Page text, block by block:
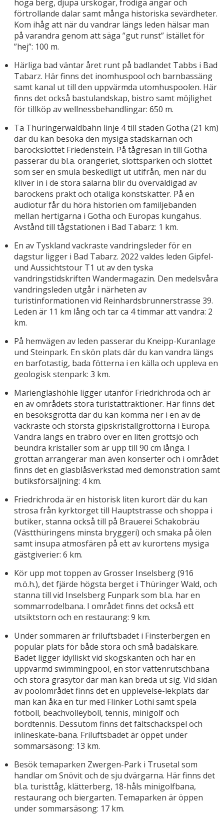
höga berg, djupa urskogar, frodiga ängar och
förtrollande dalar samt många historiska sevärdheter.
Kom ihåg att när du vandrar längs leden hälsar man
på varandra genom att säga ”gut runst” istället för
”hej”: 100 m.
Härliga bad väntar året runt på badlandet Tabbs i Bad
Tabarz. Här finns det inomhuspool och barnbassäng
samt kanal ut till den uppvärmda utomhuspoolen. Här
finns det också bastulandskap, bistro samt möjlighet
för tillköp av wellnessbehandlingar: 650 m.
Ta Thüringerwaldbahn linje 4 till staden Gotha (21 km)
där du kan besöka den mysiga stadskärnan och
barockslottet Friedenstein. På tågresan in till Gotha
passerar du bl.a. orangeriet, slottsparken och slottet
som ser en smula beskedligt ut utifrån, men när du
kliver in i de stora salarna blir du överväldigad av
barockens prakt och otaliga konstskatter. På en
audiotur får du höra historien om familjebanden
mellan hertigarna i Gotha och Europas kungahus.
Avstånd till tågstationen i Bad Tabarz: 1 km.
En av Tyskland vackraste vandringsleder för en
dagstur ligger i Bad Tabarz. 2022 valdes leden Gipfel-
und Aussichtstour T1 ut av den tyska
vandringstidskriften Wandermagazin. Den medelsvåra
vandringsleden utgår i närheten av
turistinformationen vid Reinhardsbrunnerstrasse 39.
Leden är 11 km lång och tar ca 4 timmar att vandra: 2
km.
På hemvägen av leden passerar du Kneipp-Kuranlage
und Steinpark. En skön plats där du kan vandra längs
en barfotastig, bada fötterna i en källa och uppleva en
geologisk stenpark: 3 km.
Marienglashöhle ligger utanför Friedrichroda och är
en av områdets stora turistattraktioner. Här finns det
en besöksgrotta där du kan komma ner i en av de
vackraste och största gipskristallgrottorna i Europa.
Vandra längs en träbro över en liten grottsjö och
beundra kristaller som är upp till 90 cm långa. I
grottan arrangerar man även konserter och i området
finns det en glasblåsverkstad med demonstration samt
butiksförsäljning: 4 km.
Friedrichroda är en historisk liten kurort där du kan
strosa från kyrktorget till Hauptstrasse och shoppa i
butiker, stanna också till på Brauerei Schakobräu
(Västthüringens minsta bryggeri) och smaka på ölen
samt insupa atmosfären på ett av kurortens mysiga
gästgiverier: 6 km.
Kör upp mot toppen av Grosser Inselsberg (916
m.ö.h.), det fjärde högsta berget i Thüringer Wald, och
stanna till vid Inselsberg Funpark som bl.a. har en
sommarrodelbana. I området finns det också ett
utsiktstorn och en restaurang: 9 km.
Under sommaren är friluftsbadet i Finsterbergen en
populär plats för både stora och små badälskare.
Badet ligger idylliskt vid skogskanten och har en
uppvärmd swimmingpool, en stor vattenrutschbana
och stora gräsytor där man kan breda ut sig. Vid sidan
av poolområdet finns det en upplevelse-lekplats där
man kan åka en tur med Flinker Lothi samt spela
fotboll, beachvolleyboll, tennis, minigolf och
bordtennis. Dessutom finns det fältschackspel och
inlineskate-bana. Friluftsbadet är öppet under
sommarsäsong: 13 km.
Besök temaparken Zwergen-Park i Trusetal som
handlar om Snövit och de sju dvärgarna. Här finns det
bl.a. turisttåg, klätterberg, 18-håls minigolfbana,
restaurang och biergarten. Temaparken är öppen
under sommarsäsong: 17 km.